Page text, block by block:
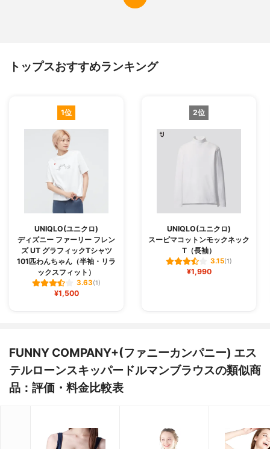
トップスおすすめランキング
1位
UNIQLO(ユニクロ)
ディズニー ファーリー フレン
ズ UT グラフィックTシャツ
101匹わんちゃん（半袖・リラ
ックスフィット）
3.63(1)
¥1,500
2位
UNIQLO(ユニクロ)
スーピマコットンモックネック
T（長袖）
3.15(1)
¥1,990
FUNNY COMPANY+(ファニーカンパニー) エス
テルローンスキッパードルマンブラウスの類似商
品：評価・料金比較表